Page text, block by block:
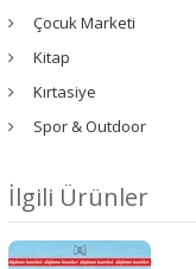
Çocuk Marketi
Kitap
Kırtasiye
Spor & Outdoor
İlgili Ürünler